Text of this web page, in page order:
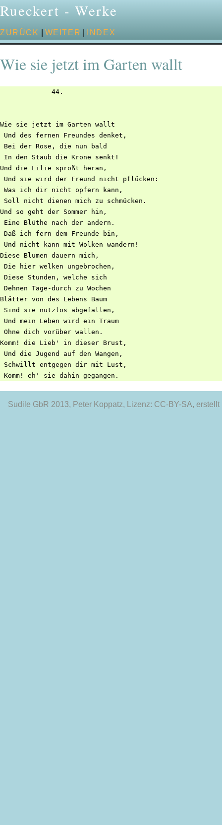
Rueckert - Werke
ZURÜCK WEITER INDEX
Wie sie jetzt im Garten wallt
             44.
Wie sie jetzt im Garten wallt
Und des fernen Freundes denket,
Bei der Rose, die nun bald
In den Staub die Krone senkt!
Und die Lilie sproßt heran,
Und sie wird der Freund nicht pflücken:
Was ich dir nicht opfern kann,
Soll nicht dienen mich zu schmücken.
Und so geht der Sommer hin,
Eine Blüthe nach der andern.
Daß ich fern dem Freunde bin,
Und nicht kann mit Wolken wandern!
Diese Blumen dauern mich,
Die hier welken ungebrochen,
Diese Stunden, welche sich
Dehnen Tage-durch zu Wochen
Blätter von des Lebens Baum
Sind sie nutzlos abgefallen,
Und mein Leben wird ein Traum
Ohne dich vorüber wallen.
Komm! die Lieb' in dieser Brust,
Und die Jugend auf den Wangen,
Schwillt entgegen dir mit Lust,
Sudile GbR 2013, Peter Koppatz, Lizenz: CC-BY-SA,